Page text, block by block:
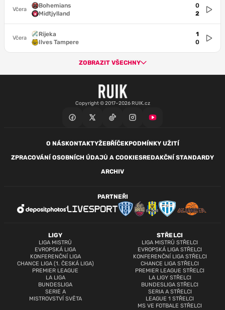
Včera
Bohemians
Midtjylland
0
2
Včera
Rijeka
Ilves Tampere
1
0
ZOBRAZIT VŠECHNY
Copyright © 2017–2026 RUIK.cz
O NÁSKONTAKTYŽEBŘÍČEKPODMÍNKY UŽITÍ
ZPRACOVÁNÍ OSOBNÍCH ÚDAJŮ A COOKIESREDAKČNÍ STANDARDY
ARCHIV
LIGY
LIGA MISTRŮ
EVROPSKÁ LIGA
KONFERENČNÍ LIGA
CHANCE LIGA (1. ČESKÁ LIGA)
PREMIER LEAGUE
LA LIGA
BUNDESLIGA
SERIE A
MISTROVSTVÍ SVĚTA
STŘELCI
LIGA MISTRŮ STŘELCI
EVROPSKÁ LIGA STŘELCI
KONFERENČNÍ LIGA STŘELCI
CHANCE LIGA STŘELCI
PREMIER LEAGUE STŘELCI
LA LIGY STŘELCI
BUNDESLIGA STŘELCI
SERIA A STŘELCI
LEAGUE 1 STŘELCI
MS VE FOTBALE STŘELCI
PARTNEŘI